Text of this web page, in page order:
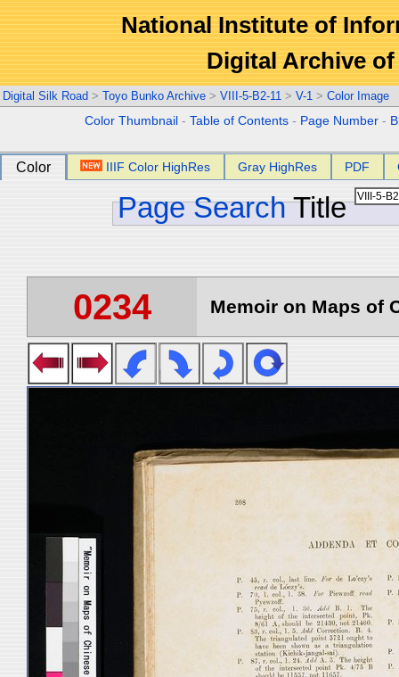
National Institute of
Digital Archive
Digital Silk Road > Toyo Bunko Archive > VIII-5-B2-11 > V-1 > Color Image
Color Thumbnail -Table of Contents - Page Number -
Color IIIF Color HighRes Gray HighRes PDF
Page Search Title
0234 Memoir on Maps of